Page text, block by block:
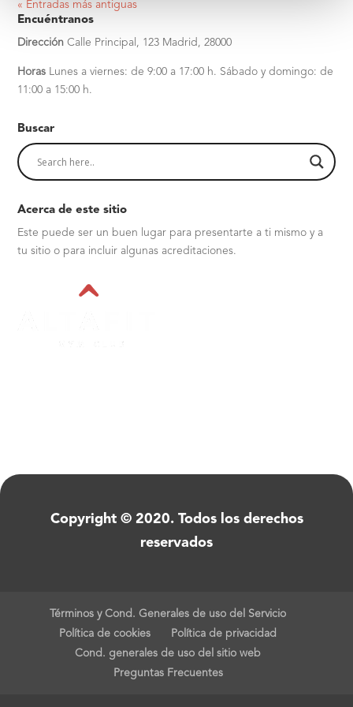
« Entradas más antiguas
Encuéntranos
Dirección Calle Principal, 123 Madrid, 28000
Horas Lunes a viernes: de 9:00 a 17:00 h. Sábado y domingo: de
11:00 a 15:00 h.
Buscar
Acerca de este sitio
Este puede ser un buen lugar para presentarte a ti mismo y a
tu sitio o para incluir algunas acreditaciones.
Copyright © 2020. Todos los derechos
reservados
Términos y Cond. Generales de uso del Servicio
Política de cookies
Política de privacidad
Cond. generales de uso del sitio web
Preguntas Frecuentes